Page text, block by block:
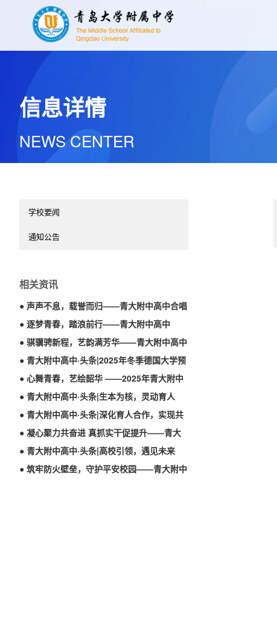
信息详情
NEWS CENTER
学校要闻
通知公告
相关资讯
● 声声不息，载誉而归——青大附中高中合唱
团斩获市级展演二等奖！
● 逐梦青春，踏浪前行——青大附中高中
2026届高三毕业典礼暨成人礼圆满举行
● 骐骥骋新程，艺韵满芳华——青大附中高中
2026年元旦文艺汇演圆满举行
● 青大附中高中·头条|2025年冬季德国大学预
科考试在青大附中高中顺利结束
● 心舞青春，艺绘韶华 ——2025年青大附中
高中艺术节综合类比赛剪影
● 青大附中高中·头条|生本为核，灵动育人
——青大附中高中举行《“生本灵动课堂”实践
与创新》市级课题结题仪式
● 青大附中高中·头条|深化育人合作，实现共
赢发展——青岛大学外语学院与我校合作建设
实习教学基地授牌仪式圆满举行
● 凝心聚力共奋进 真抓实干促提升——青大
附中高中召开2025-2026学年第一学期期中工
作总结大会
● 青大附中高中·头条|高校引领，遇见未来
——国内知名高校走进青大附中高中
● 筑牢防火壁垒，守护平安校园——青大附中